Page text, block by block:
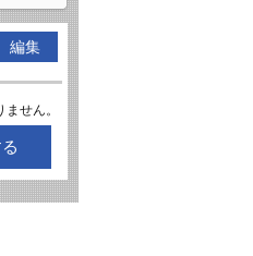
編集
せん。